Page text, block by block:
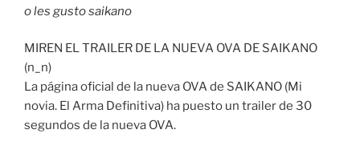
o les gusto saikano
MIREN EL TRAILER DE LA NUEVA OVA DE SAIKANO
(n_n)
La página oficial de la nueva OVA de SAIKANO (Mi
novia. El Arma Definitiva) ha puesto un trailer de 30
segundos de la nueva OVA.